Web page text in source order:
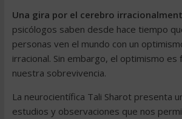
Una gira por el cerebro
psicólogos saben desde hace tiempo
personas ven el mundo con un
irracional. Sin embargo, el optimismo es
nuestra sobrevivencia.
La neurocientífica Tali Sharot presenta
estudios y observaciones que nos